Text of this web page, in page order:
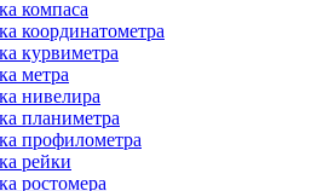
компаса
координатометра
курвиметра
метра
нивелира
планиметра
профилометра
рейки
ростомера